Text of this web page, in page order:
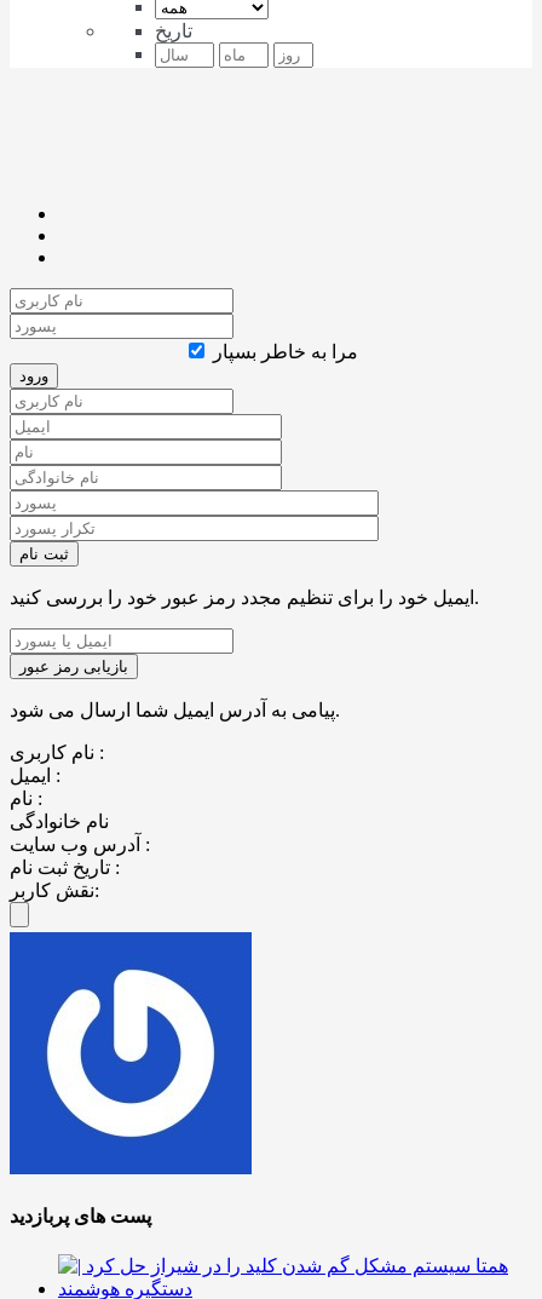
تاریخ
مرا به خاطر بسپار
ایمیل خود را برای تنظیم مجدد رمز عبور خود را بررسی کنید.
پیامی به آدرس ایمیل شما ارسال می شود.
نام کاربری :
ایمیل :
نام :
نام خانوادگی
آدرس وب سایت :
تاریخ ثبت نام :
نقش کاربر:
پست های پربازدید